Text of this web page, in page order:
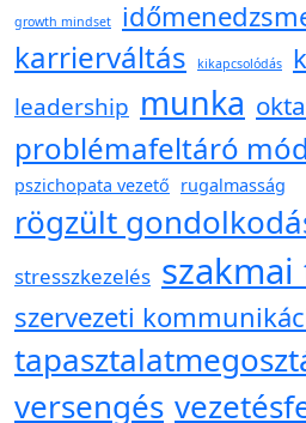
growth mindset
karrierváltás kikapcsolódás
leadership munka
problémafeltáró
pszichopata vezető rugalmasság
rögzült
stresszkezelés
szervezeti
versengés